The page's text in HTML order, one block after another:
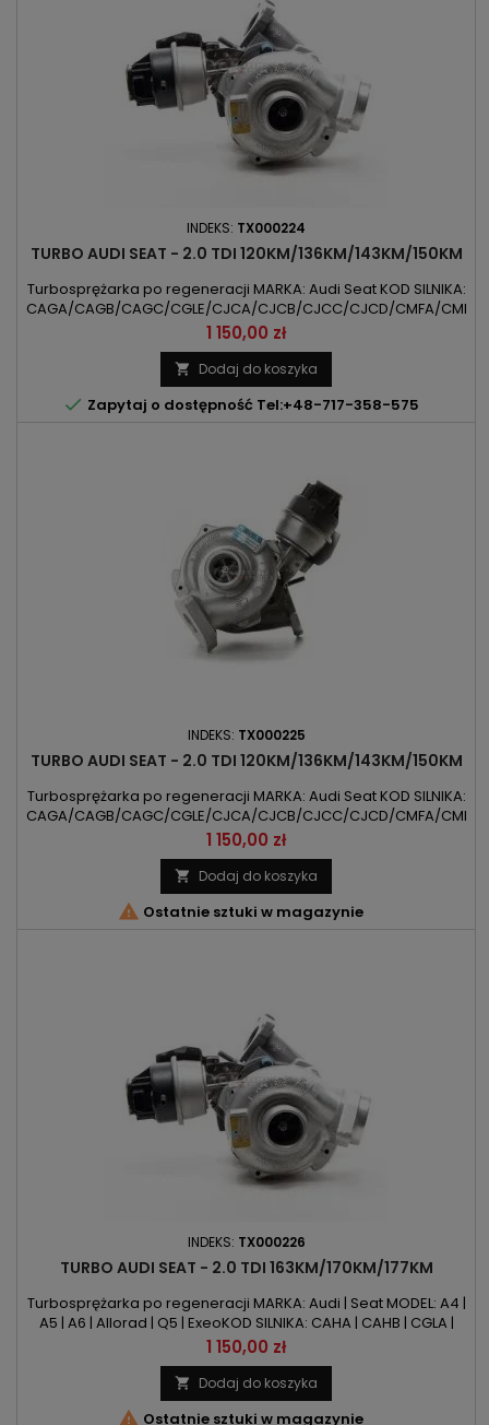
INDEKS: TX000224
TURBO AUDI SEAT - 2.0 TDI 120KM/136KM/143KM/150KM
Turbosprężarka po regeneracji MARKA: Audi Seat KOD SILNIKA:
CAGA/CAGB/CAGC/CGLE/CJCA/CJCB/CJCC/CJCD/CMFA/CMFB/
POJEMNOŚĆ: 1968ccm 2.0TDI MOC: 88kW/120KM /
100kW/136KM / 105kW/143KM / 110kW/150KM ROK PRODUKCJI:
Od 2007r
Cena
1 150,00 zł
 Dodaj do koszyka
 Zapytaj o dostępność Tel:+48-717-358-575
INDEKS: TX000225
TURBO AUDI SEAT - 2.0 TDI 120KM/136KM/143KM/150KM
Turbosprężarka po regeneracji MARKA: Audi Seat KOD SILNIKA:
CAGA/CAGB/CAGC/CGLE/CJCA/CJCB/CJCC/CJCD/CMFA/CMFB/
POJEMNOŚĆ: 1968ccm 2.0TDI MOC: 88kW/120KM /
100kW/136KM / 105kW/143KM / 110kW/150KM ROK PRODUKCJI:
Od 2007r
Cena
1 150,00 zł
 Dodaj do koszyka
 Ostatnie sztuki w magazynie
INDEKS: TX000226
TURBO AUDI SEAT - 2.0 TDI 163KM/170KM/177KM
Turbosprężarka po regeneracji MARKA: Audi | Seat MODEL: A4 |
A5 | A6 | Allorad | Q5 | ExeoKOD SILNIKA: CAHA | CAHB | CGLA |
CGLB | CGLC | CGLD | CGLF | CMGA | CMGB | CNHC POJEMNOŚĆ:
1968ccm 2.0TDI MOC: 163KM/120kW | 170KM/125kW |
177KM/130kW ROK PRODUKCJI: Od 2007r
Cena
1 150,00 zł
 Dodaj do koszyka
 Ostatnie sztuki w magazynie